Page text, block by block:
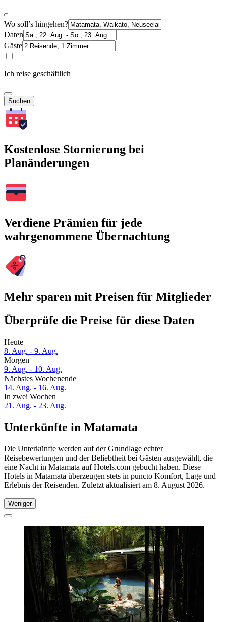
Wo soll’s hingehen?
Daten
Gäste
Ich reise geschäftlich
Suchen
Kostenlose Stornierung bei
Planänderungen
Verdiene Prämien für jede
wahrgenommene Übernachtung
Mehr sparen mit Preisen für Mitglieder
Überprüfe die Preise für diese Daten
Heute
8. Aug. - 9. Aug.
Morgen
9. Aug. - 10. Aug.
Nächstes Wochenende
14. Aug. - 16. Aug.
In zwei Wochen
21. Aug. - 23. Aug.
Unterkünfte in Matamata
Die Unterkünfte werden auf der Grundlage echter
Reisebewertungen und der Beliebtheit bei Gästen ausgewählt, die
eine Nacht in Matamata auf Hotels.com gebucht haben. Diese
Hotels in Matamata überzeugen stets in puncto Komfort, Lage und
Erlebnis der Reisenden. Zuletzt aktualisiert am 8. August 2026.
Weniger